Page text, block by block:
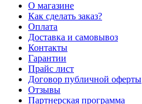
О магазине
Как сделать заказ?
Оплата
Доставка и самовывоз
Контакты
Гарантии
Прайс лист
Договор публичной оферты
Отзывы
Партнерская программа